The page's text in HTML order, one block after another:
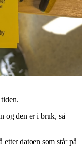
og den er i bruk, så
datoen som står på